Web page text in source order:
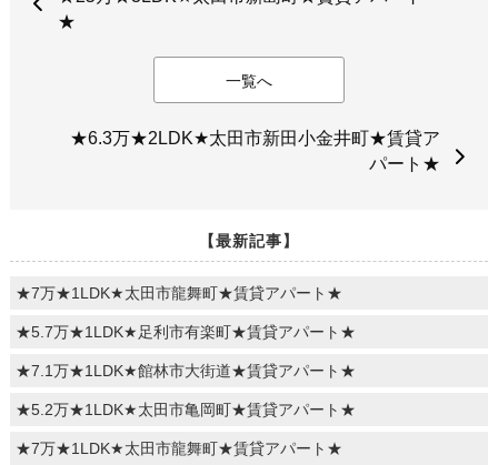
★
一覧へ
★6.3万★2LDK★太田市新田小金井町★賃貸ア
パート★
【最新記事】
★7万★1LDK★太田市龍舞町★賃貸アパート★
★5.7万★1LDK★足利市有楽町★賃貸アパート★
★7.1万★1LDK★館林市大街道★賃貸アパート★
★5.2万★1LDK★太田市亀岡町★賃貸アパート★
★7万★1LDK★太田市龍舞町★賃貸アパート★